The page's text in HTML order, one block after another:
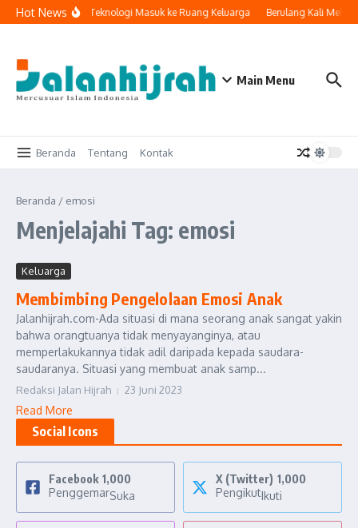
Lewati ke konten
Hot NewsKetika Teknologi Masuk ke Ruang Keluarga Berulang Kali
Main Menu
Beranda Tentang Kontak
Beranda / emosi
Menjelajahi Tag: emosi
Keluarga
Membimbing Pengelolaan Emosi Anak
Jalanhijrah.com-Ada situasi di mana seorang anak sangat yakin
bahwa orangtuanya tidak menyayanginya, atau
memperlakukannya tidak adil daripada kepada saudara-
saudaranya. Situasi yang membuat anak samp...
Redaksi Jalan Hijrah 23 Juni 2023
Read More
Social Icons
Facebook 1,000
PenggemarSuka
X (Twitter) 1,000
PengikutIkuti